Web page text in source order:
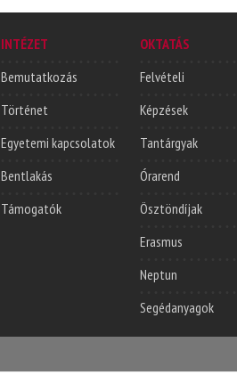
INTÉZET
Bemutatkozás
Történet
Egyetemi kapcsolatok
Bentlakás
Támogatók
OKTATÁS
Felvételi
Képzések
Tantárgyak
Órarend
Ösztöndíjak
Erasmus
Neptun
Segédanyagok